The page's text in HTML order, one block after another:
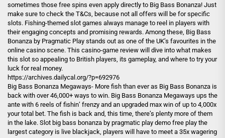
sometimes those free spins even apply directly to Big Bass Bonanza! Just
make sure to check the T&Cs, because not all offers will be for specific
slots. Fishing-themed slot games always manage to reel in players with
their engaging concepts and promising rewards. Among these, Big Bass
Bonanza by Pragmatic Play stands out as one of the UK’s favourites in the
online casino scene. This casino-game review will dive into what makes
this slot so appealing to British players, its gameplay, and where to try your
luck for real money.
https://archives.dailycal.org/?p=692976
Big Bass Bonanza Megaways- More fish than ever as Big Bass Bonanza is
back with over 46,000+ ways to win. Big Bass Bonanza Megaways ups the
ante with 6 reels of fishin’ frenzy and an upgraded max win of up to 4,000x
your total bet. The fish is back and, this time, there’s plenty more of them
in the lake. Slot big bass bonanza by pragmatic play demo free play the
largest category is live blackjack, players will have to meet a 35x wagering